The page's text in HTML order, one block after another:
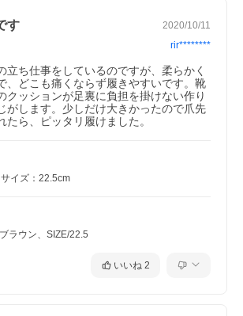
す 2020/10/11
rir********
立ち仕事をしているのですが、柔らかく
、どこも痛くならず履きやすいです。靴
クッションが足裏に負担を掛けない作り
がします。少しだけ大きかったので爪先
たら、ピッタリ履けました。
イズ：22.5cm
ラウン、SIZE/22.5
いいね 2